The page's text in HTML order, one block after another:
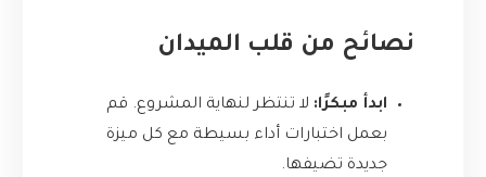
نصائح من قلب الميدان
ابدأ مبكرًا: لا تنتظر لنهاية المشروع. قم
بعمل اختبارات أداء بسيطة مع كل ميزة
جديدة تضيفها.